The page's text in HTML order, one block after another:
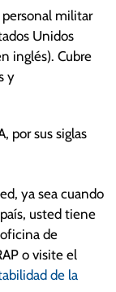
personal militar
Unidos
inglés). Cubre
y
por sus siglas
ya sea cuando
usted tiene
de
o visite el
de la